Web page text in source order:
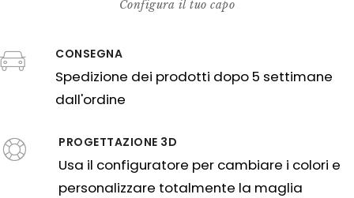
Configura il tuo capo
CONSEGNA
Spedizione dei prodotti dopo 5 settimane
dall'ordine
PROGETTAZIONE 3D
Usa il configuratore per cambiare i colori e
personalizzare totalmente la maglia